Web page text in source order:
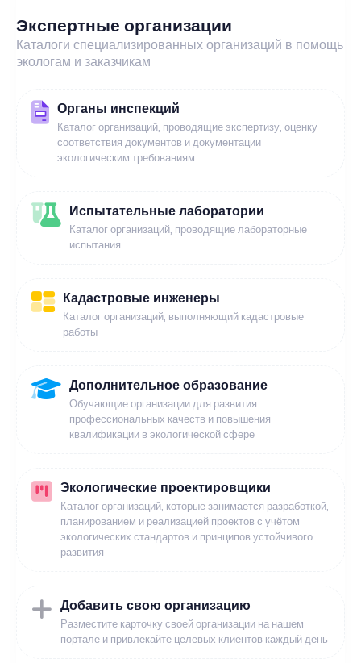
Экспертные организации
Каталоги специализированных организаций в помощь
экологам и заказчикам
Органы инспекций
Каталог организаций, проводящие экспертизу, оценку
соответствия документов и документации
экологическим требованиям
Испытательные лаборатории
Каталог организаций, проводящие лабораторные
испытания
Кадастровые инженеры
Каталог организаций, выполняющий кадастровые
работы
Дополнительное образование
Обучающие организации для развития
профессиональных качеств и повышения
квалификации в экологической сфере
Экологические проектировщики
Каталог организаций, которые занимается разработкой,
планированием и реализацией проектов с учётом
экологических стандартов и принципов устойчивого
развития
Добавить свою организацию
Разместите карточку своей организации на нашем
портале и привлекайте целевых клиентов каждый день